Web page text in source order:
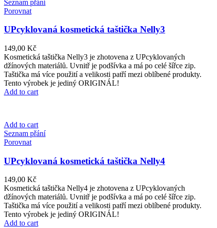
Seznam přání
Porovnat
UPcyklovaná kosmetická taštička Nelly3
149,00 Kč
Kosmetická taštička Nelly3 je zhotovena z UPcyklovaných
džínových materiálů. Uvnitř je podšívka a má po celé šířce zip.
Taštička má více použití a velikosti patří mezi oblíbené produkty.
Tento výrobek je jediný ORIGINÁL!
Add to cart
Add to cart
Seznam přání
Porovnat
UPcyklovaná kosmetická taštička Nelly4
149,00 Kč
Kosmetická taštička Nelly4 je zhotovena z UPcyklovaných
džínových materiálů. Uvnitř je podšívka a má po celé šířce zip.
Taštička má více použití a velikosti patří mezi oblíbené produkty.
Tento výrobek je jediný ORIGINÁL!
Add to cart